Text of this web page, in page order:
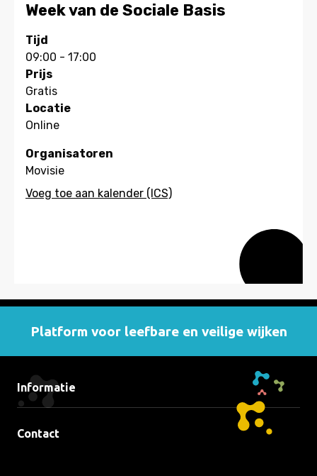
Week van de Sociale Basis
Tijd
09:00 - 17:00
Prijs
Gratis
Locatie
Online
Organisatoren
Movisie
Platform voor leefbare en veilige wijken
Informatie
Contact